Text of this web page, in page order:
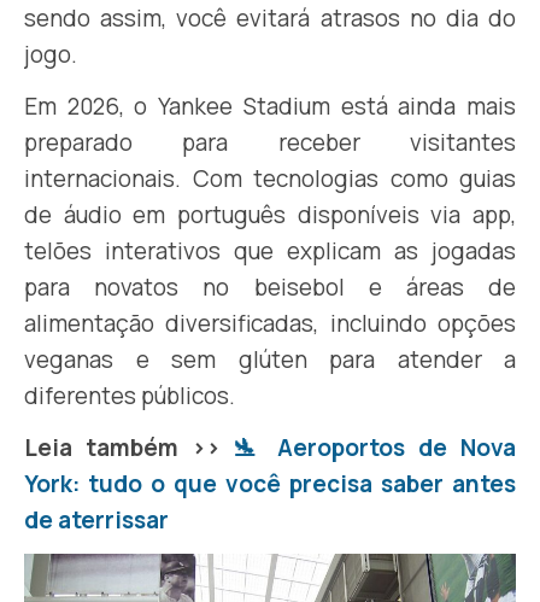
sendo assim, você evitará atrasos no dia do
jogo.
Em 2026, o Yankee Stadium está ainda mais
preparado para receber visitantes
internacionais. Com tecnologias como guias
de áudio em português disponíveis via app,
telões interativos que explicam as jogadas
para novatos no beisebol e áreas de
alimentação diversificadas, incluindo opções
veganas e sem glúten para atender a
diferentes públicos.
Leia também >> 🛬 Aeroportos de Nova
York: tudo o que você precisa saber antes
de aterrissar